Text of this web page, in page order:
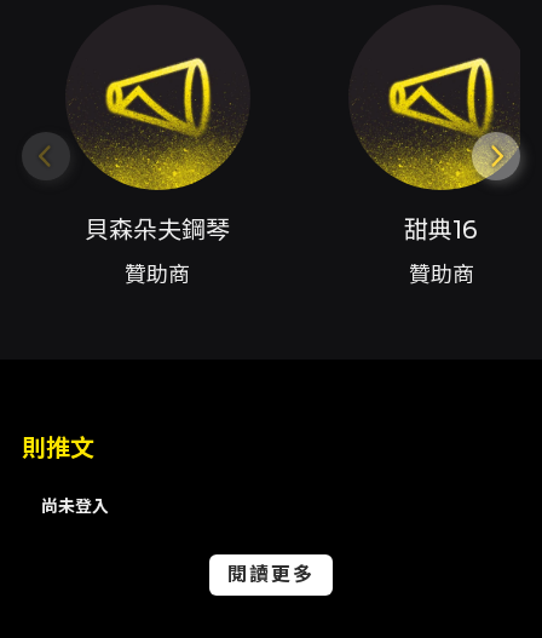
1.Gabriel Parès：Premier Solo
2.Jean G. Pennequin：Morceau de
Concert
Concours
4.Georges Hue：Pièce de Concours
注意事項
貝森朵夫鋼琴
贊助商
甜典16
贊助商
則推文
尚未登入
閱讀更多